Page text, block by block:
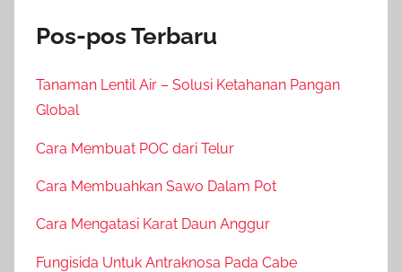
Pos-pos Terbaru
Tanaman Lentil Air – Solusi Ketahanan Pangan
Global
Cara Membuat POC dari Telur
Cara Membuahkan Sawo Dalam Pot
Cara Mengatasi Karat Daun Anggur
Fungisida Untuk Antraknosa Pada Cabe